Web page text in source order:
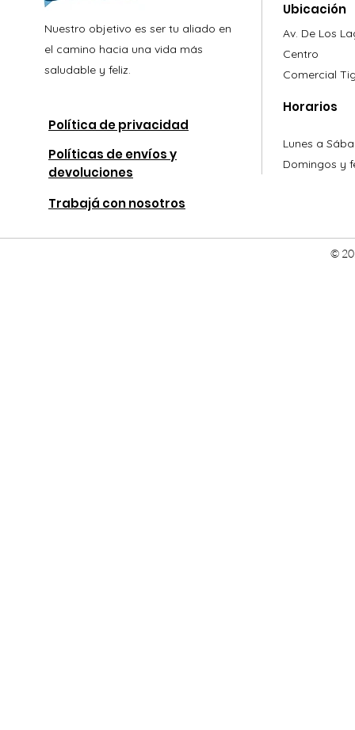
Nuestro objetivo es ser tu aliado en
el camino hacia una vida más
saludable y feliz.
Política de privacidad
Políticas de envíos y
devoluciones
Trabajá con nosotros
Ubicación
Av. De Los
Centro
Comercial
Horarios
Lunes a
Domingos y
©